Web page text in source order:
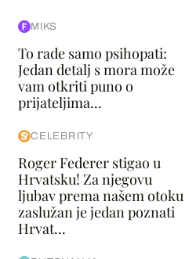
MIKS
To rade samo psihopati:
Jedan detalj s mora može
vam otkriti puno o
prijateljima...
CELEBRITY
Roger Federer stigao u
Hrvatsku! Za njegovu
ljubav prema našem otoku
zaslužan je jedan poznati
Hrvat...